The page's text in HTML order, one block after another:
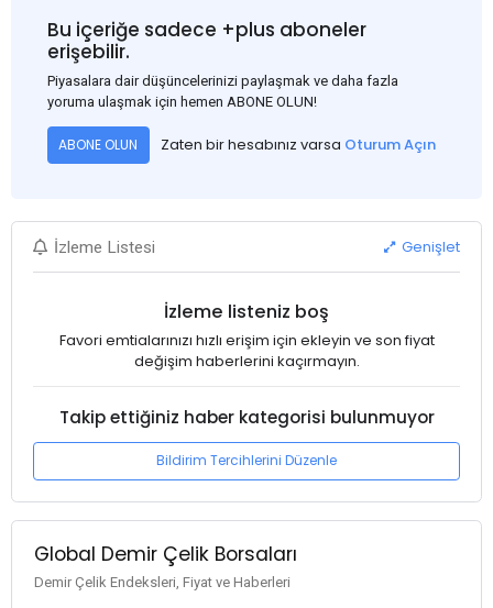
Bu içeriğe sadece +plus aboneler
erişebilir.
Piyasalara dair düşüncelerinizi paylaşmak ve daha fazla
yoruma ulaşmak için hemen ABONE OLUN!
ABONE OLUN Zaten bir hesabınız varsa Oturum Açın
İzleme Listesi Genişlet
İzleme listeniz boş
Favori emtialarınızı hızlı erişim için ekleyin ve son fiyat
değişim haberlerini kaçırmayın.
Takip ettiğiniz haber kategorisi bulunmuyor
Bildirim Tercihlerini Düzenle
Global Demir Çelik Borsaları
Demir Çelik Endeksleri, Fiyat ve Haberleri